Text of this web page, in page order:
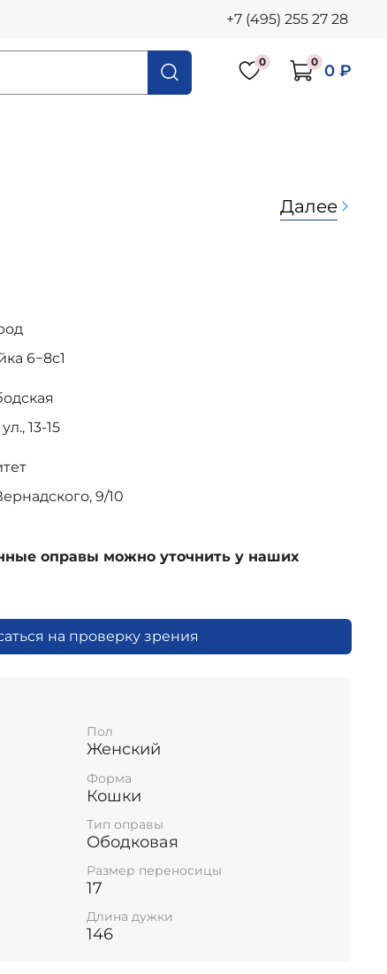
+7 (495) 255 27 28
0 0 0 ₽
Далее
6−8с1
13-15
9/10
оправы можно уточнить у наших
на проверку зрения
Пол
Женский
Форма
Кошки
Тип оправы
Ободковая
Размер переносицы
17
Длина дужки
146